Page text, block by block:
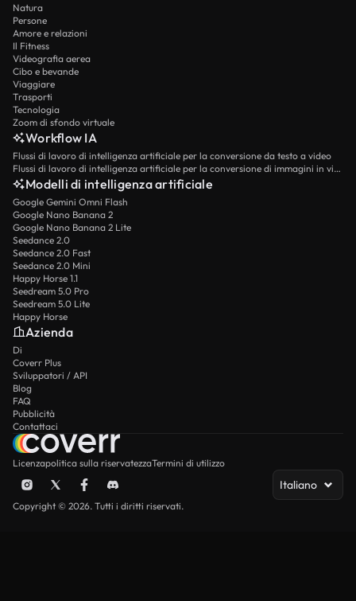
Natura
Persone
Amore e relazioni
Il Fitness
Videografia aerea
Cibo e bevande
Viaggiare
Trasporti
Tecnologia
Zoom di sfondo virtuale
Workflow IA
Flussi di lavoro di intelligenza artificiale per la conversione da testo a video
Flussi di lavoro di intelligenza artificiale per la conversione di immagini in video
Modelli di intelligenza artificiale
Google Gemini Omni Flash
Google Nano Banana 2
Google Nano Banana 2 Lite
Seedance 2.0
Seedance 2.0 Fast
Seedance 2.0 Mini
Happy Horse 1.1
Seedream 5.0 Pro
Seedream 5.0 Lite
Happy Horse
Azienda
Di
Coverr Plus
Sviluppatori / API
Blog
FAQ
Pubblicità
Contattaci
Licenzapolitica sulla riservatezzaTermini di utilizzo
Italiano
Copyright © 2026. Tutti i diritti riservati.